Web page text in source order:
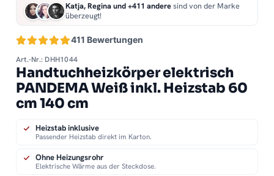
411 Bewertungen
Katja, Regina und +411 anderesind von der Marke
überzeugt!
Art.-Nr.: DHH1044
Handtuchheizkörper elektrisch
PANDEMA Weiß inkl. Heizstab 60
cm 140 cm
Heizstab inklusive
Passender Heizstab direkt im Karton.
Ohne Heizungsrohr
Elektrische Wärme aus der Steckdose.